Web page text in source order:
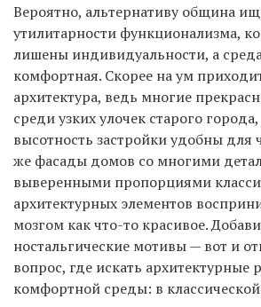
Вероятно, альтернативу община
утилитарности функционализма,
лишены индивидуальности, а
комфортная. Скорее на ум
архитектура, ведь многие
среди узких улочек старого
высотность застройки удобны для
же фасады домов со многими
выверенными пропорциями
архитектурных элементов
мозгом как что-то красивое.
ностальгические мотивы — вот и
вопрос, где искать архитектурные
комфортной среды: в классической